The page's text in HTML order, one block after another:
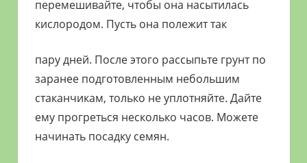
перемешивайте, чтобы она насытилась
кислородом. Пусть она полежит так
пару дней. После этого рассыпьте грунт по
заранее подготовленным небольшим
стаканчикам, только не уплотняйте. Дайте
ему прогреться несколько часов. Можете
начинать посадку семян.